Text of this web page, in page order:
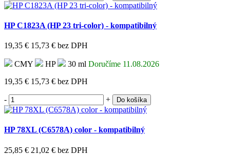
HP C1823A (HP 23 tri-color) - kompatibilný
19,35 € 15,73 € bez DPH
CMY HP 30 ml Doručíme 11.08.2026
19,35 € 15,73 € bez DPH
- + Do košíka
HP 78XL (C6578A) color - kompatibilný
25,85 € 21,02 € bez DPH